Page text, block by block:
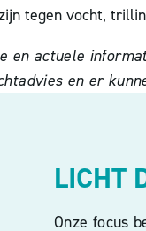
tegen vocht,
en actuele
en er
LICHT
Onze focus